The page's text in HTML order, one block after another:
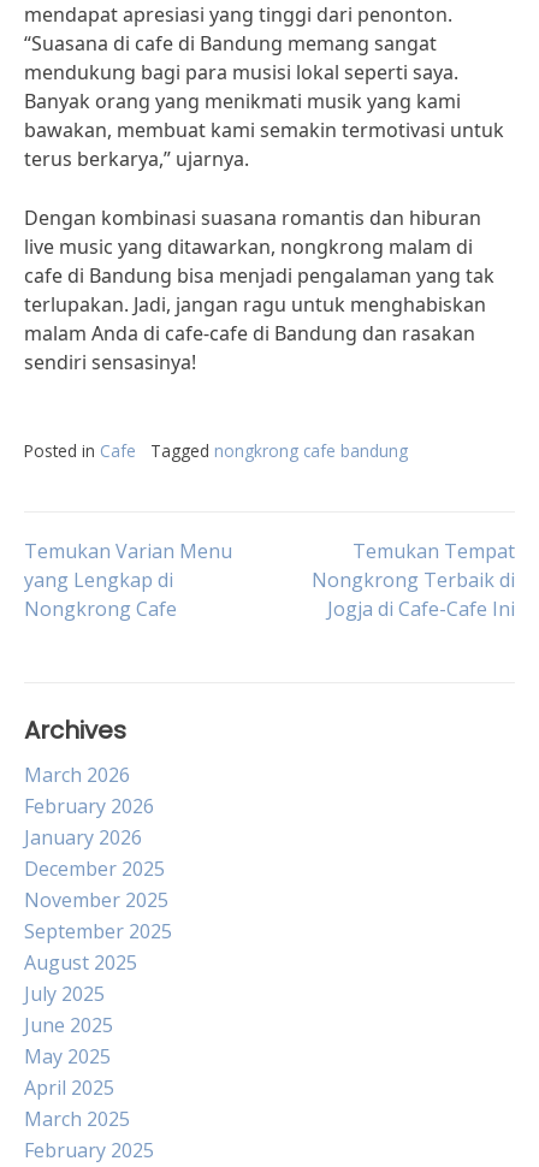
mendapat apresiasi yang tinggi dari penonton.
“Suasana di cafe di Bandung memang sangat
mendukung bagi para musisi lokal seperti saya.
Banyak orang yang menikmati musik yang kami
bawakan, membuat kami semakin termotivasi untuk
terus berkarya,” ujarnya.
Dengan kombinasi suasana romantis dan hiburan
live music yang ditawarkan, nongkrong malam di
cafe di Bandung bisa menjadi pengalaman yang tak
terlupakan. Jadi, jangan ragu untuk menghabiskan
malam Anda di cafe-cafe di Bandung dan rasakan
sendiri sensasinya!
Posted in Cafe Tagged nongkrong cafe bandung
Post
navigation
Temukan Varian Menu
yang Lengkap di
Nongkrong Cafe
Temukan Tempat
Nongkrong Terbaik di
Jogja di Cafe-Cafe Ini
Archives
March 2026
February 2026
January 2026
December 2025
November 2025
September 2025
August 2025
July 2025
June 2025
May 2025
April 2025
March 2025
February 2025